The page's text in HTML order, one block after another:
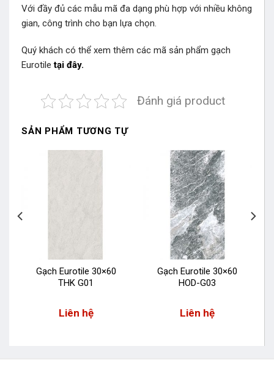
Với đầy đủ các mẫu mã đa dạng phù hợp với nhiều không
gian, công trình cho bạn lựa chọn.
Quý khách có thể xem thêm các mã sản phẩm gạch
Eurotiletại đây.
Đánh giá product
SẢN PHẨM TƯƠNG TỰ
Gạch Eurotile 30×60
THK G01
Liên hệ
Gạch Eurotile 30×60
HOD-G03
Liên hệ